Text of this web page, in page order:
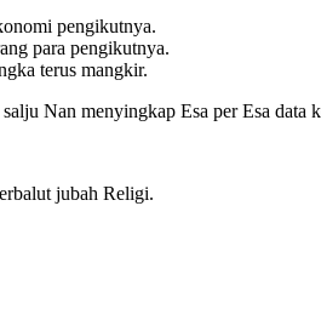
pengikutnya.
para pengikutnya.
terus mangkir.
Nan menyingkap Esa per Esa data
jubah Religi.